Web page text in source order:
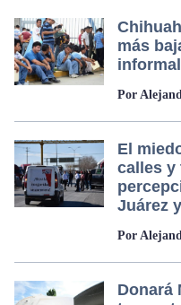
más
Por
El
calles y
Juárez
Por
Donará